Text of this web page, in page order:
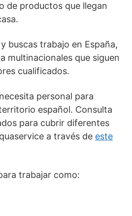
de productos que llegan
buscas trabajo en España,
multinacionales que siguen
cualificados.
personal para
español. Consulta
para cubrir diferentes
a través de este
trabajar como: